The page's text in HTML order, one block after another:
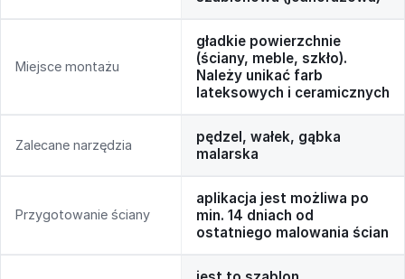
Miejsce montażu
gładkie powierzchnie
(ściany, meble, szkło).
Należy unikać farb
lateksowych i ceramicznych
Zalecane narzędzia
pędzel, wałek, gąbka
malarska
Przygotowanie ściany
aplikacja jest możliwa po
min. 14 dniach od
ostatniego malowania ścian